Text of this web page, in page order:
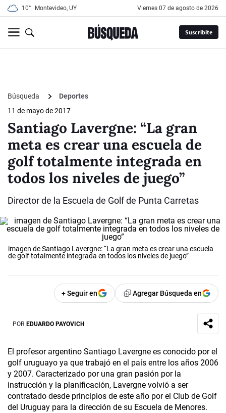
10° Montevideo, UY viernes 07 de agosto de 2026
Suscribite
Búsqueda
Deportes
11 de mayo de 2017
Santiago Lavergne: “La gran
meta es crear una escuela de
golf totalmente integrada en
todos los niveles de juego”
Director de la Escuela de Golf de Punta Carretas
imagen de Santiago Lavergne: “La gran meta es crear una escuela
de golf totalmente integrada en todos los niveles de juego”
+ Seguir en Agregar Búsqueda en
POR EDUARDO PAYOVICH
El profesor argentino Santiago Lavergne es conocido por el
golf uruguayo ya que trabajó en el país entre los años 2006
y 2007. Caracterizado por una gran pasión por la
instrucción y la planificación, Laver­gne volvió a ser
contratado desde principios de este año por el Club de Golf
del Uruguay para la dirección de su Escuela de Menores.